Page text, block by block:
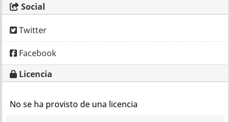
Social
Twitter
Facebook
Licencia
No se ha provisto de una licencia